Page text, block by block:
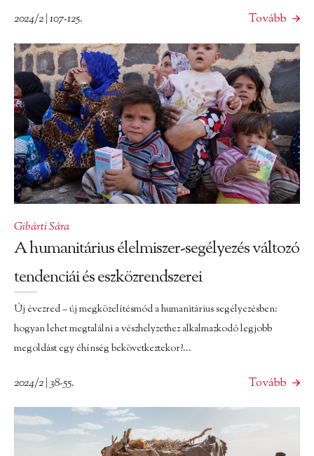
2024/2 | 107-125. Tovább
Gibárti Sára
A humanitárius élelmiszer-segélyezés változó
tendenciái és eszközrendszerei
Új évezred – új megközelítésmód a humanitárius segélyezésben:
hogyan lehet megtalálni a vészhelyzethez alkalmazkodó legjobb
megoldást egy éhínség bekövetkeztekor?...
2024/2 | 38-55. Tovább